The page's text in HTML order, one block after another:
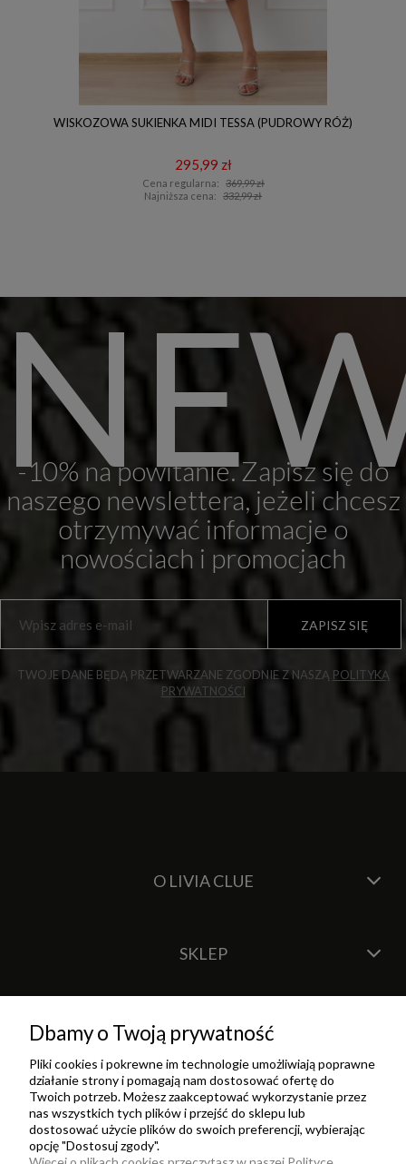
WISKOZOWA SUKIENKA MIDI TESSA (PUDROWY RÓŻ)
295,99 zł
Cena regularna:
369,99 zł
Najniższa cena:
332,99 zł
-10% na powitanie. Zapisz się do
naszego newslettera, jeżeli chcesz
otrzymywać informacje o
nowościach i promocjach
ZAPISZ SIĘ
TWOJE DANE BĘDĄ PRZETWARZANE ZGODNIE Z NASZĄ POLITYKĄ
PRYWATNOŚCI
O LIVIA CLUE
SKLEP
Dbamy o Twoją prywatność
Pliki cookies i pokrewne im technologie umożliwiają poprawne
działanie strony i pomagają nam dostosować ofertę do
Twoich potrzeb. Możesz zaakceptować wykorzystanie przez
nas wszystkich tych plików i przejść do sklepu lub
dostosować użycie plików do swoich preferencji, wybierając
opcję "Dostosuj zgody".